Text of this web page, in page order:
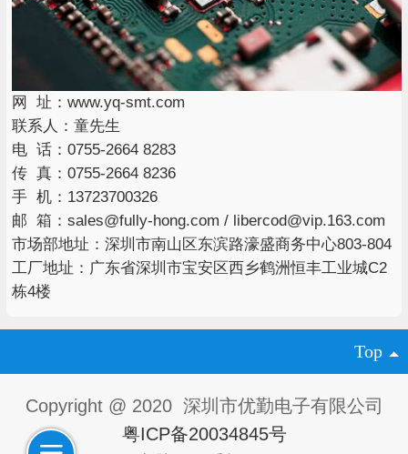
网 址：www.yq-smt.com
联系人：童先生
电 话：0755-2664 8283
传 真：0755-2664 8236
手 机：13723700326
邮 箱：sales@fully-hong.com / libercod@vip.163.com
市场部地址：深圳市南山区东滨路濠盛商务中心803-804
工厂地址：广东省深圳市宝安区西乡鹤洲恒丰工业城C2
栋4楼
Top
Copyright @ 2020 深圳市优勤电子有限公司
粤ICP备20034845号